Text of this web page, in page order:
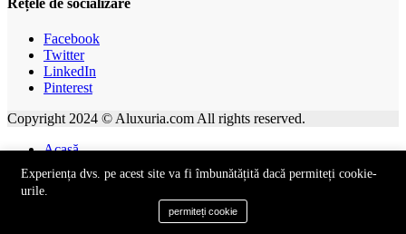
Facebook
Twitter
LinkedIn
Pinterest
Copyright 2024 © Aluxuria.com All rights reserved.
Acasă
Categorie
0
Aprecieri
Experiența dvs. pe acest site va fi îmbunătățită dacă permiteți cookie-
urile.
permiteți cookie